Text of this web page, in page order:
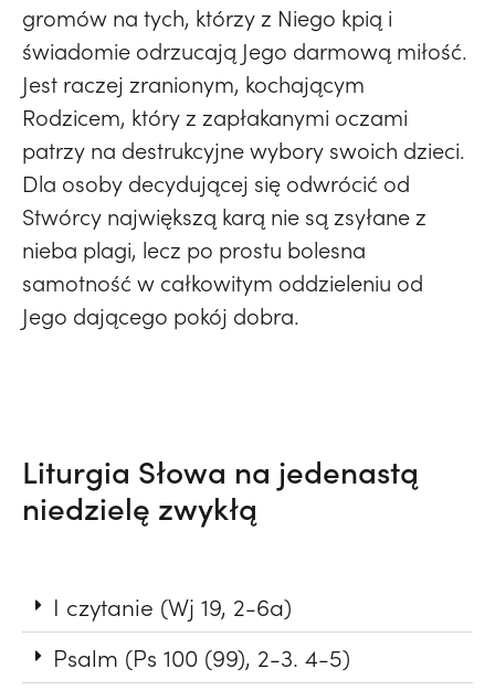
gromów na tych, którzy z Niego kpią i
świadomie odrzucają Jego darmową miłość.
Jest raczej zranionym, kochającym
Rodzicem, który z zapłakanymi oczami
patrzy na destrukcyjne wybory swoich dzieci.
Dla osoby decydującej się odwrócić od
Stwórcy największą karą nie są zsyłane z
nieba plagi, lecz po prostu bolesna
samotność w całkowitym oddzieleniu od
Jego dającego pokój dobra.
Liturgia Słowa na jedenastą
niedzielę zwykłą
I czytanie (Wj 19, 2-6a)
Psalm (Ps 100 (99), 2-3. 4-5)